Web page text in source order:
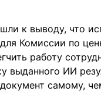
к выводу, что
Комиссии по
работу
выданного ИИ
самому,